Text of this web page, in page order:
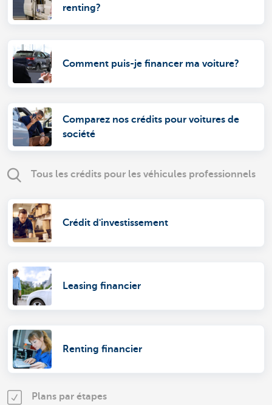
renting?
Comment puis-je financer ma voiture?
Comparez nos crédits pour voitures de
société
Tous les crédits pour les véhicules professionnels
Crédit d'investissement
Leasing financier
Renting financier
Plans par étapes